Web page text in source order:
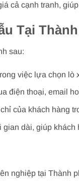
cả cạnh tranh,
Tại
sau:
việc lựa chọn
điện thoại, email
của khách hàng
dài, giúp khách
nghiệp tại Thành